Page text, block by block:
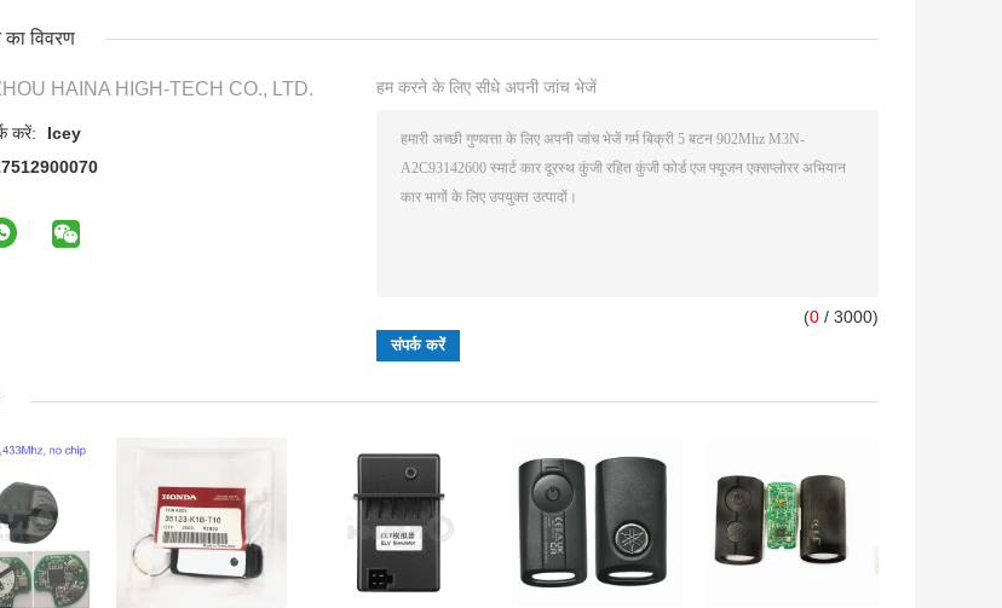
विवरण
HAINA HIGH-TECH CO., LTD.
करें:
Icey
हम करने के लिए सीधे अपनी जांच भेजें
(0 / 3000)